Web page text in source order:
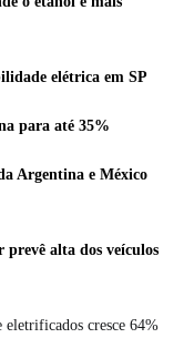
elétrica em SP
para até 35%
Argentina e México
alta dos veículos
eletrificados cresce 64%